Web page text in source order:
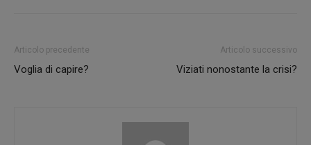
Articolo precedente
Voglia di capire?
Articolo successivo
Viziati nonostante la crisi?